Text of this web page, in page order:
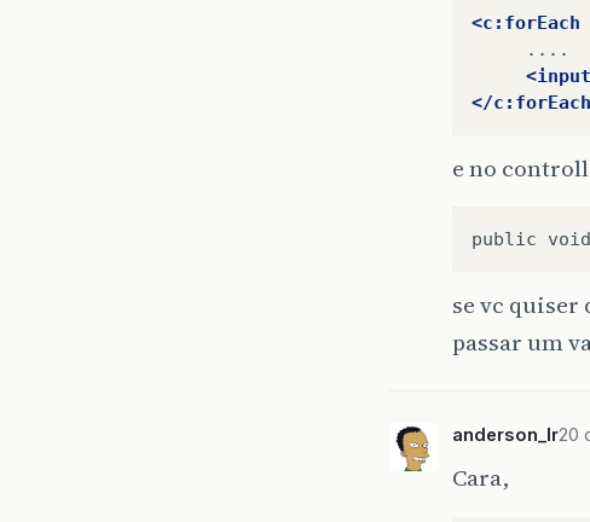
<c:forEach
<input
</
e no
se vc quiser
passar um
anderson_lr20
Cara,